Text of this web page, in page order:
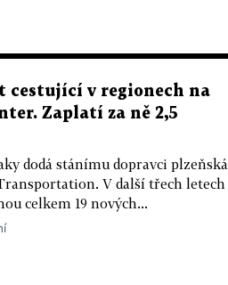
cestující v regionech na
Zaplatí za ně 2,5
dodá stánímu dopravci plzeňská
V další třech letech
celkem 19 nových...